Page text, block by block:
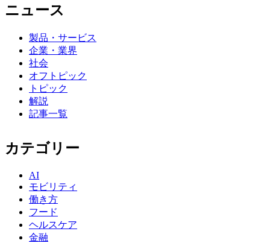
ニュース
製品・サービス
企業・業界
社会
オフトピック
トピック
解説
記事一覧
カテゴリー
AI
モビリティ
働き方
フード
ヘルスケア
金融